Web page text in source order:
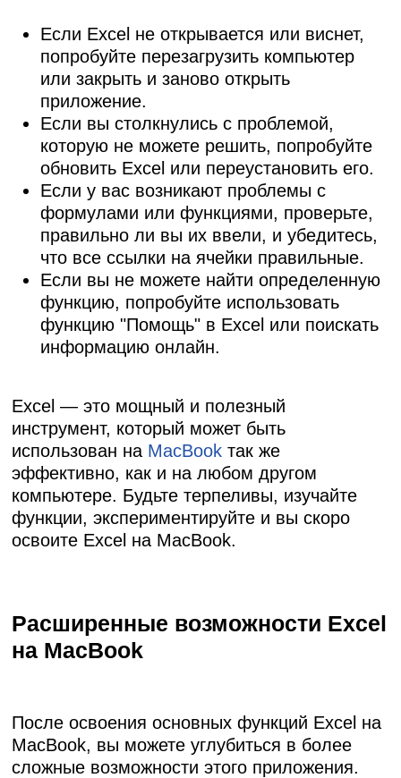
Если Excel не открывается или виснет,
попробуйте перезагрузить компьютер
или закрыть и заново открыть
приложение.
Если вы столкнулись с проблемой,
которую не можете решить, попробуйте
обновить Excel или переустановить его.
Если у вас возникают проблемы с
формулами или функциями, проверьте,
правильно ли вы их ввели, и убедитесь,
что все ссылки на ячейки правильные.
Если вы не можете найти определенную
функцию, попробуйте использовать
функцию "Помощь" в Excel или поискать
информацию онлайн.
Excel — это мощный и полезный
инструмент, который может быть
использован на MacBook так же
эффективно, как и на любом другом
компьютере. Будьте терпеливы, изучайте
функции, экспериментируйте и вы скоро
освоите Excel на MacBook.
Расширенные возможности Excel
на MacBook
После освоения основных функций Excel на
MacBook, вы можете углубиться в более
сложные возможности этого приложения.